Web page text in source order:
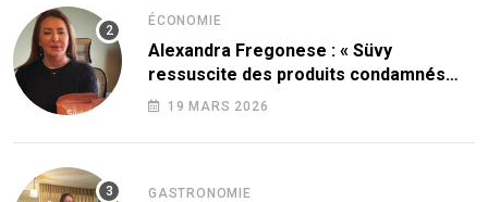
ÉCONOMIE
Alexandra Fregonese : « Süvy
ressuscite des produits condamnés
par le sucre ! »
19 MARS 2026
GASTRONOMIE